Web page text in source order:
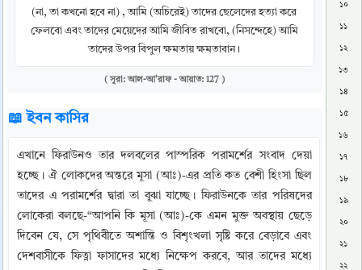
(না, তা কখনো হবে না) , আমি (অচিরেই) তাদের ছেলেদের হত্যা করে
ফেলবো এবং তাদের মেয়েদের আমি জীবিত রাখবো, (নিসন্দেহে) আমি
তাদের উপর বিপুল ক্ষমতায় ক্ষমতাবান।
( সূরা: আল-আ'রাফ - আয়াত: 127 )
📖 ইবন কাসির
এখানে ফিরাউনও তার দলবলের পাস্পরিক পরামর্শের সংবাদ দেয়া
হচ্ছে। ঐ লোকদের অন্তরে মূসা (আঃ)-এর প্রতি কত বেশী হিংসা ছিল
তাদের এ পরামর্শের দ্বারা তা বুঝা যাচ্ছে। ফিরাউনকে তার পরিষদের
লোকেরা বলছে-“আপনি কি মূসা (আঃ)-কে এমন মুক্ত অবস্থায় ছেড়ে
দিবেন যে, সে পৃথিবীতে অশান্তি ও বিশৃংখলা সৃষ্টি করে বেড়াবে এবং
দেশবাসীকে ফিত্না ফাসাদের মধ্যে নিক্ষেপ করবে, আর তাদের মধ্যে
১০
১১
১২
১৩
১৪
১৫
১৬
১৭
১৮
১৯
২০
২১
২২
Copy